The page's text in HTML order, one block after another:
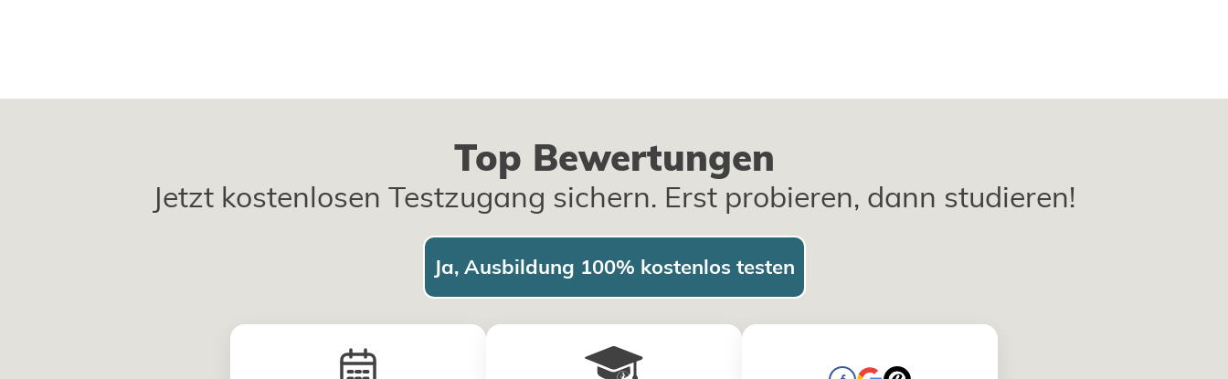
Top Bewertungen
Jetzt kostenlosen Testzugang sichern. Erst probieren, dann studieren!
Ja, Ausbildung 100% kostenlos testen